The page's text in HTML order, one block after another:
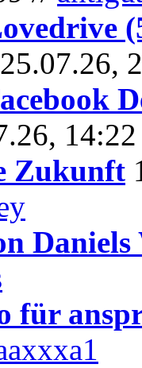
25.07.26,
Zukunft
für